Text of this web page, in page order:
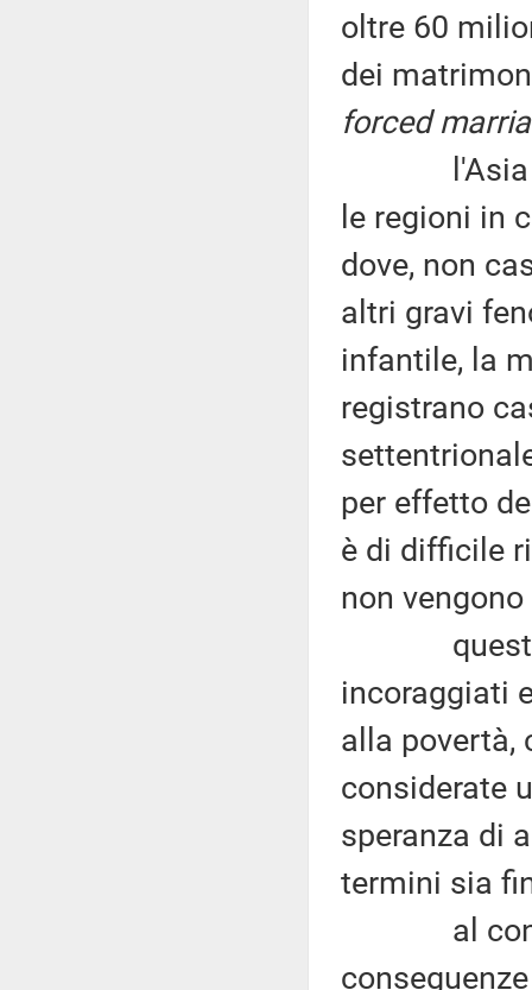
oltre 60
dei
forced
l'Asia
le regioni in
dove, non
altri gravi
infantile, la
registrano
per effetto
è di difficile
non
questi
incoraggiati
alla povertà,
considerate
speranza di
termini sia
al